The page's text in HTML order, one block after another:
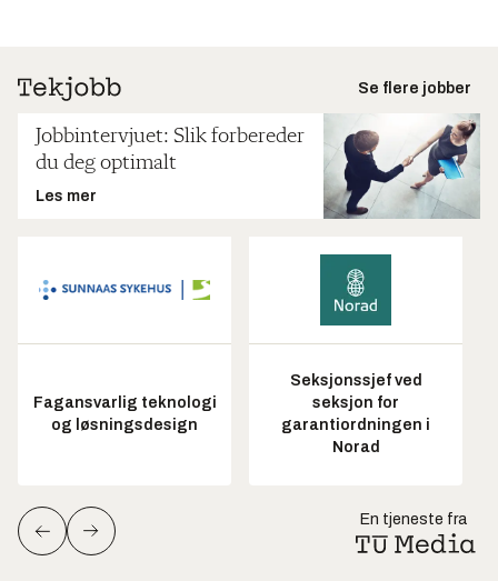
Se flere jobber
Jobbintervjuet: Slik forbereder
du deg optimalt
Les mer
Fagansvarlig teknologi
og løsningsdesign
Seksjonssjef ved
seksjon for
garantiordningen i
Norad
En tjeneste fra